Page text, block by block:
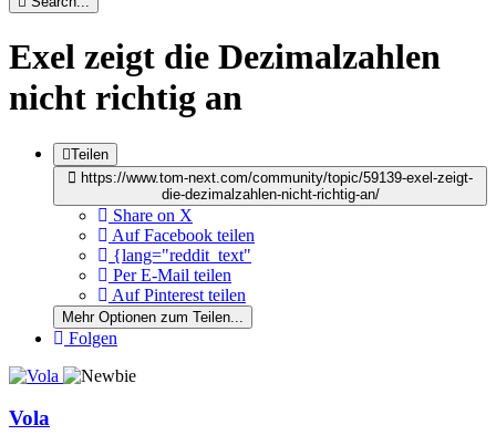
Exel zeigt die Dezimalzahlen
nicht richtig an
Teilen
https://www.tom-next.com/community/topic/59139-exel-zeigt-
die-dezimalzahlen-nicht-richtig-an/
Share on X
Auf Facebook teilen
{lang="reddit_text"
Per E-Mail teilen
Auf Pinterest teilen
Mehr Optionen zum Teilen...
Folgen
Vola